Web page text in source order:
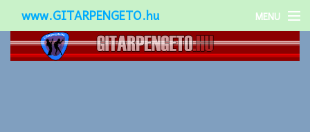
www.GITARPENGETO.hu MENU
Népszerű-